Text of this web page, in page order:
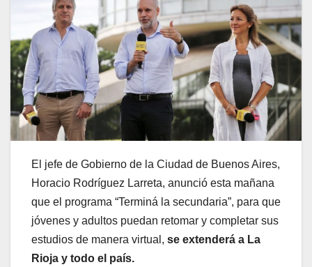
El jefe de Gobierno de la Ciudad de Buenos Aires,
Horacio Rodríguez Larreta, anunció esta mañana
que el programa “Terminá la secundaria”, para que
jóvenes y adultos puedan retomar y completar sus
estudios de manera virtual, se extenderá a La
Rioja y todo el país.